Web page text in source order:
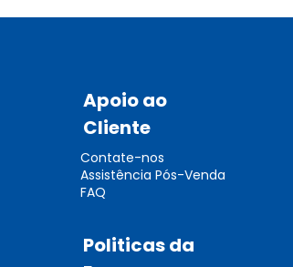
Apoio ao
Cliente
Contate-nos
Assistência Pós-Venda
FAQ
Politicas da